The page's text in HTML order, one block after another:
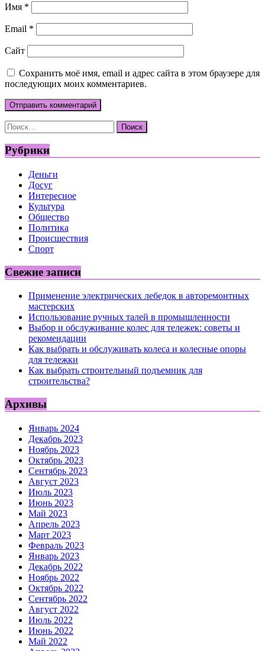
Имя *
Email *
Сайт
Сохранить моё имя, email и адрес сайта в этом браузере для
последующих моих комментариев.
Найти:
Рубрики
Деньги
Досуг
Интересное
Культура
Общество
Политика
Происшествия
Спорт
Свежие записи
Применение электрических лебедок в авторемонтных
мастерских
Использование ручных талей в промышленности
Выбор и обслуживание колес для тележек: советы и
рекомендации
Как выбрать и обслуживать колеса и колесные опоры
для тележки
Как выбрать строительный подъемник для
строительства?
Архивы
Январь 2024
Декабрь 2023
Ноябрь 2023
Октябрь 2023
Сентябрь 2023
Август 2023
Июль 2023
Июнь 2023
Май 2023
Апрель 2023
Март 2023
Февраль 2023
Январь 2023
Декабрь 2022
Ноябрь 2022
Октябрь 2022
Сентябрь 2022
Август 2022
Июль 2022
Июнь 2022
Май 2022